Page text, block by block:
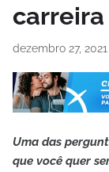
carreira
dezembro 27, 2021
Uma das
que você quer